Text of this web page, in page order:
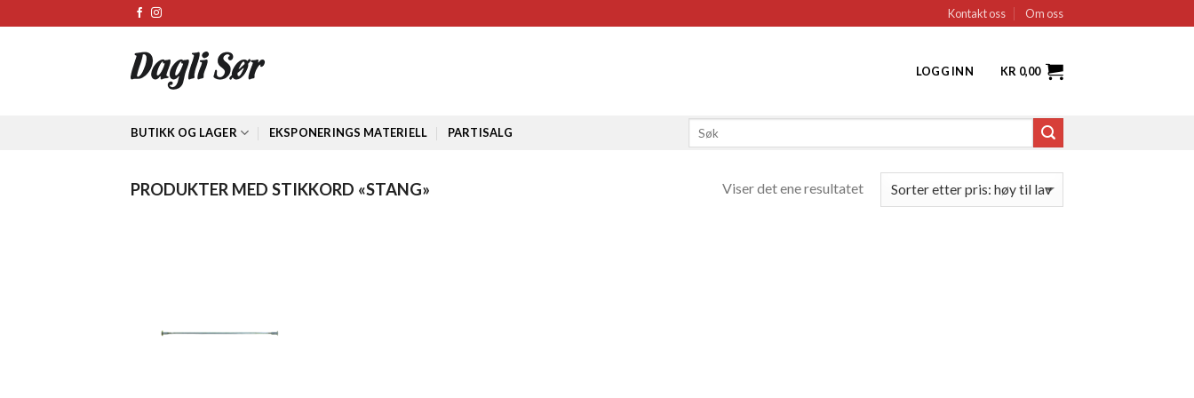
to
Kontakt oss Om oss
LOGG INN KR 0,00
BUTIKK OG LAGER EKSPONERINGS MATERIELL PARTISALG
PRODUKTER MED STIKKORD «STANG» Viser det ene resultatet